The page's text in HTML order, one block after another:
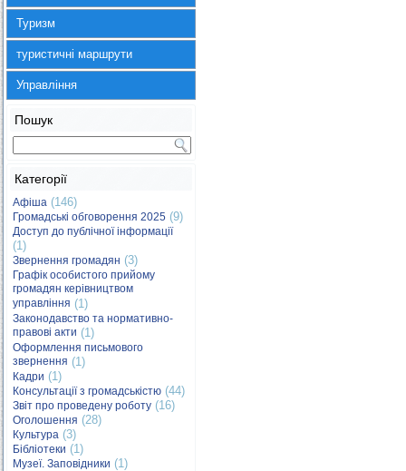
Туризм
туристичні маршрути
Управління
Пошук
Категорії
Афіша (146)
Громадські обговорення 2025 (9)
Доступ до публічної інформації
(1)
Звернення громадян (3)
Графік особистого прийому
громадян керівництвом
управління (1)
Законодавство та нормативно-
правові акти (1)
Оформлення письмового
звернення (1)
Кадри (1)
Консультації з громадськістю (44)
Звіт про проведену роботу (16)
Оголошення (28)
Культура (3)
Бібліотеки (1)
Музеї. Заповідники (1)